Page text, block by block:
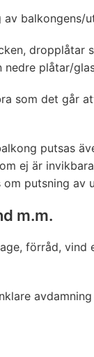
av balkongens/
dropplåtar
nedre plåtar/
som det går
putsas
ej är
putsning av
m.m.
förråd, vind